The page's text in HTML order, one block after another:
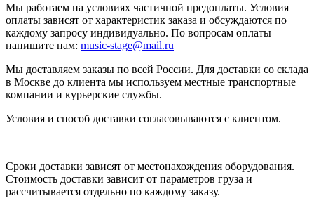
Мы работаем на условиях частичной предоплаты. Условия
оплаты зависят от характеристик заказа и обсуждаются по
каждому запросу индивидуально. По вопросам оплаты
напишите нам: music-stage@mail.ru
Мы доставляем заказы по всей России. Для доставки со склада
в Москве до клиента мы используем местные транспортные
компании и курьерские службы.
Условия и способ доставки согласовываются с клиентом.
Сроки доставки зависят от местонахождения оборудования.
Стоимость доставки зависит от параметров груза и
рассчитывается отдельно по каждому заказу.